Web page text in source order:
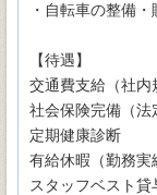
・自転車の整備
【待遇】
交通費支給（社内
社会保険完備（法
定期健康診断
有給休暇（勤務実
スタッフベスト貸